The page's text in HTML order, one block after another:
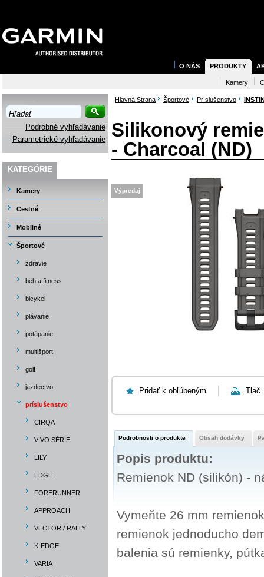
Hlavná Strana Športové Príslušenstvo
Silikonový
- Charcoal (ND)
Výpredaj
Pridať k obľúbeným Tlač
Podrobnosti o produkte Obsah dodávky
Popis produktu:
Remienok ND (silikón) -
Vymeňte 26 mm
remienok jednoducho
balenia sú remienky,
Podrobné vyhľadávanie
Parametrické vyhľadávanie
KATEGÓRIE
Kamery
Cestné
Mobilné
Športové
zdravie
beh a fitness
bicykel
plávanie
potápanie
multišport
golf
jazdectvo
príslušenstvo
CIRQA
VIVO SÉRIE
LILY
EDGE
FORERUNNER
APPROACH
VECTOR / RALLY
K-EDGE
VARIA
O NÁS PRODUKTY
Kamery